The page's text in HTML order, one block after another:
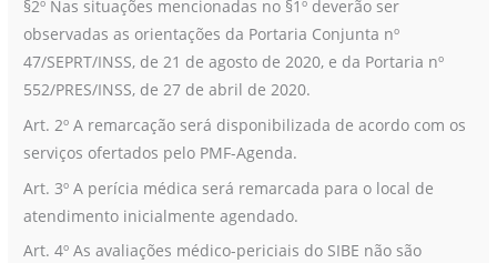
§2º Nas situações mencionadas no §1º deverão ser
observadas as orientações da Portaria Conjunta nº
47/SEPRT/INSS, de 21 de agosto de 2020, e da Portaria nº
552/PRES/INSS, de 27 de abril de 2020.
Art. 2º A remarcação será disponibilizada de acordo com os
serviços ofertados pelo PMF-Agenda.
Art. 3º A perícia médica será remarcada para o local de
atendimento inicialmente agendado.
Art. 4º As avaliações médico-periciais do SIBE não são